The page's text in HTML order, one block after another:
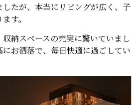
たが、本当にリビングが広く、子
す。
納スペースの充実に驚いていまし
お洒落で、毎日快適に過ごしてい